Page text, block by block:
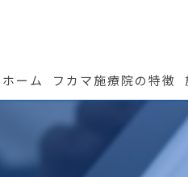
ホーム フカマ施療院の特徴